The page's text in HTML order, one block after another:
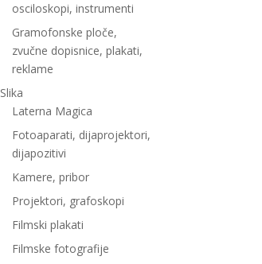
osciloskopi, instrumenti
Gramofonske ploče,
zvučne dopisnice, plakati,
reklame
Slika
Laterna Magica
Fotoaparati, dijaprojektori,
dijapozitivi
Kamere, pribor
Projektori, grafoskopi
Filmski plakati
Filmske fotografije